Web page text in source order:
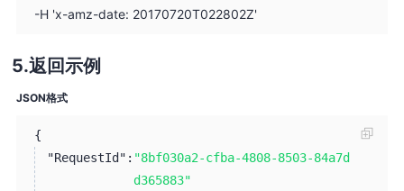
-H 'x-amz-date: 20170720T022802Z'
返回示例
JSON格式
{
"RequestId": "8bf030a2-cfba-4808-8503-84a7d
d365883"